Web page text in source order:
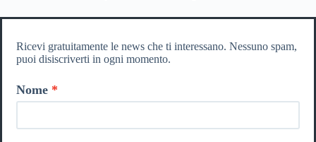
Ricevi gratuitamente le news che ti interessano. Nessuno spam,
puoi disiscriverti in ogni momento.
Nome